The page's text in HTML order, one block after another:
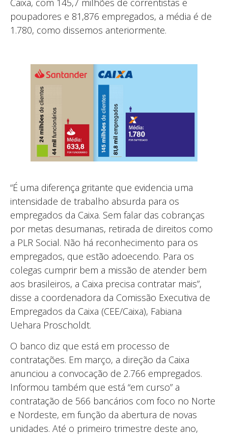
Caixa, com 145,7 milhões de correntistas e
poupadores e 81,876 empregados, a média é de
1.780, como dissemos anteriormente.
“É uma diferença gritante que evidencia uma
intensidade de trabalho absurda para os
empregados da Caixa. Sem falar das cobranças
por metas desumanas, retirada de direitos como
a PLR Social. Não há reconhecimento para os
empregados, que estão adoecendo. Para os
colegas cumprir bem a missão de atender bem
aos brasileiros, a Caixa precisa contratar mais”,
disse a coordenadora da Comissão Executiva de
Empregados da Caixa (CEE/Caixa), Fabiana
Uehara Proscholdt.
O banco diz que está em processo de
contratações. Em março, a direção da Caixa
anunciou a convocação de 2.766 empregados.
Informou também que está “em curso” a
contratação de 566 bancários com foco no Norte
e Nordeste, em função da abertura de novas
unidades. Até o primeiro trimestre deste ano,